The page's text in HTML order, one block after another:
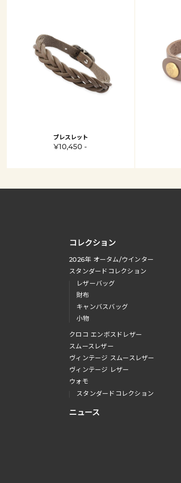
ブレスレット
¥10,450 -
コレクション
2026年 オータム/ウインター
スタンダードコレクション
レザーバッグ
財布
キャンバスバッグ
小物
クロコ エンボスドレザー
スムースレザー
ヴィンテージ スムースレザー
ヴィンテージ レザー
ウォモ
スタンダードコレクション
ニュース